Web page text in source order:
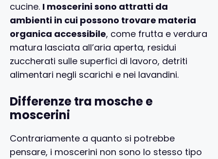
cucine. I moscerini sono attratti da
ambienti in cui possono trovare materia
organica accessibile, come frutta e verdura
matura lasciata all’aria aperta, residui
zuccherati sulle superfici di lavoro, detriti
alimentari negli scarichi e nei lavandini.
Differenze tra mosche e
moscerini
Contrariamente a quanto si potrebbe
pensare, i moscerini non sono lo stesso tipo